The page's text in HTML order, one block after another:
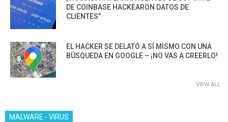
DE COINBASE HACKEARON DATOS DE
CLIENTES”
EL HACKER SE DELATÓ A SÍ MISMO CON UNA
BÚSQUEDA EN GOOGLE – ¡NO VAS A CREERLO!
VIEW ALL
MALWARE - VIRUS